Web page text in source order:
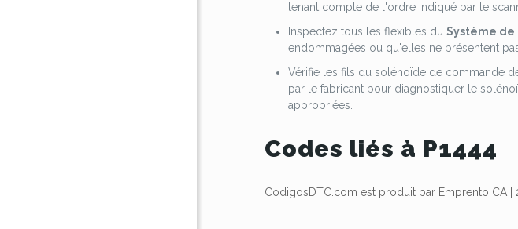
tenant compte de l'ordre indiqué par le
Inspectez tous les flexibles duSystème de
endommagées ou qu'elles ne présentent
Vérifie les fils du solénoïde de commande
par le fabricant pour diagnostiquer le
appropriées.
Codes liés à P1444
CodigosDTC.com est produit par Emprento CA